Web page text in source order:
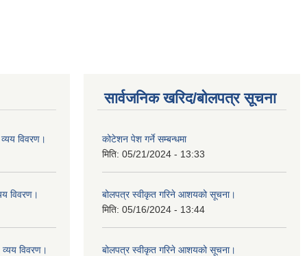
विवरण।
विवरण।
विवरण।
सार्वजनिक खरिद/बोलपत्र सूचना
कोटेशन पेश गर्ने सम्बन्धमा
मिति: 05/21/2024 - 13:33
बोलपत्र स्वीकृत गरिने आशयको सूचना।
मिति: 05/16/2024 - 13:44
बोलपत्र स्वीकृत गरिने आशयको सूचना।